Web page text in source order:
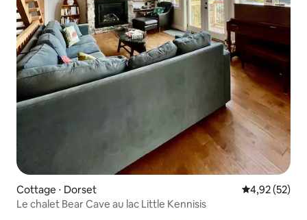
Cottage ⋅ Dorset Évaluation
4,92 (52)
Le chalet Bear Cave au lac Little Kennisis